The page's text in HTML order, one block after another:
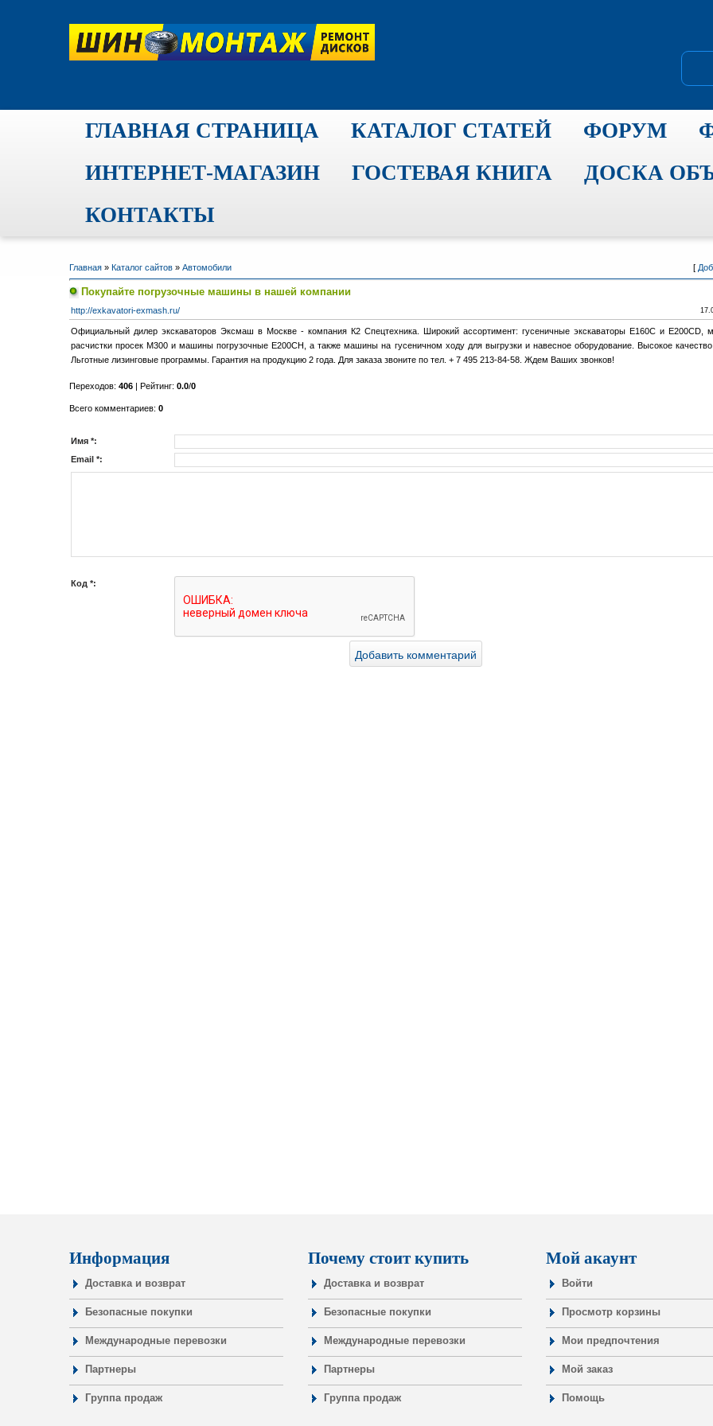
ГЛАВНАЯ СТРАНИЦА КАТАЛОГ СТАТЕЙ ФОРУМ
ИНТЕРНЕТ-МАГАЗИН
ГОСТЕВАЯ КНИГА
ДОСКА
КОНТАКТЫ
Главная » Каталог сайтов » Автомобили [
Покупайте погрузочные машины в нашей компании
http://exkavatori-exmash.ru/
Официальный дилер экскаваторов Эксмаш в Москве - компания К2 Спецтехника. Широкий ассортимент: гусеничные экскаваторы E160C и E200CD,
расчистки просек M300 и машины погрузочные Е200CН, а также машины на гусеничном ходу для выгрузки и навесное оборудование. Высокое качество
Льготные лизинговые программы. Гарантия на продукцию 2 года. Для заказа звоните по тел. + 7 495 213-84-58. Ждем Ваших звонков!
Переходов: 406 | Рейтинг: 0.0/0
Всего комментариев: 0
Имя *:
Email *:
Код *:
Информация
Доставка и возврат
Безопасные покупки
Международные перевозки
Партнеры
Группа продаж
Почему стоит купить
Доставка и возврат
Безопасные покупки
Международные перевозки
Партнеры
Группа продаж
Мой акаунт
Войти
Просмотр корзины
Мои предпочтения
Мой заказ
Помощь